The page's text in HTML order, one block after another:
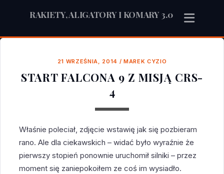
RAKIETY, ALIGATORY I KOMARY 3.0
21 WRZEŚNIA, 2014 / MAREK CYZIO
START FALCONA 9 Z MISJĄ CRS-
4
Właśnie poleciał, zdjęcie wstawię jak się pozbieram
rano. Ale dla ciekawskich – widać było wyraźnie że
pierwszy stopień ponownie uruchomił silniki – przez
moment się zaniepokoiłem ze coś im wysiadło.